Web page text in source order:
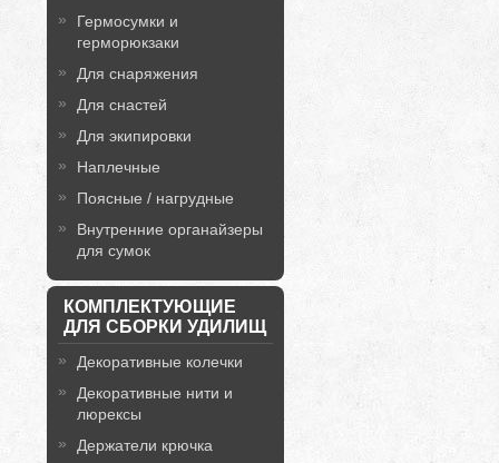
Гермосумки и
герморюкзаки
Для снаряжения
Для снастей
Для экипировки
Наплечные
Поясные / нагрудные
Внутренние органайзеры
для сумок
КОМПЛЕКТУЮЩИЕ
ДЛЯ СБОРКИ УДИЛИЩ
Декоративные колечки
Декоративные нити и
люрексы
Держатели крючка